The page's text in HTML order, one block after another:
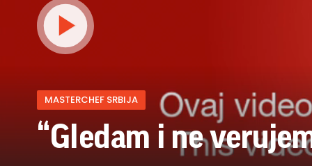
MASTERCHEF SRBIJA
“Gledam i ne